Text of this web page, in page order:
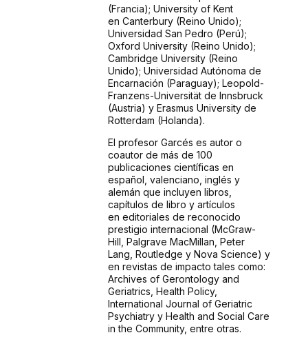
(Francia); University of Kent
en Canterbury (Reino Unido);
Universidad San Pedro (Perú);
Oxford University (Reino Unido);
Cambridge University (Reino
Unido); Universidad Autónoma de
Encarnación (Paraguay); Leopold-
Franzens-Universität de Innsbruck
(Austria) y Erasmus University de
Rotterdam (Holanda).
El profesor Garcés es autor o
coautor de más de 100
publicaciones científicas en
español, valenciano, inglés y
alemán que incluyen libros,
capítulos de libro y artículos
en editoriales de reconocido
prestigio internacional (McGraw-
Hill, Palgrave MacMillan, Peter
Lang, Routledge y Nova Science) y
en revistas de impacto tales como:
Archives of Gerontology and
Geriatrics, Health Policy,
International Journal of Geriatric
Psychiatry y Health and Social Care
in the Community, entre otras.